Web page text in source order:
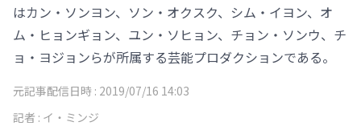
はカン・ソンヨン、ソン・オクスク、シム・イヨン、オ
ム・ヒョンギョン、ユン・ソヒョン、チョン・ソンウ、チ
ョ・ヨジョンらが所属する芸能プロダクションである。
元記事配信日時 : 2019/07/16 14:03
記者 : イ・ミンジ